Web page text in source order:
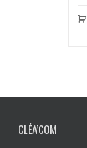
CLÉA’COM